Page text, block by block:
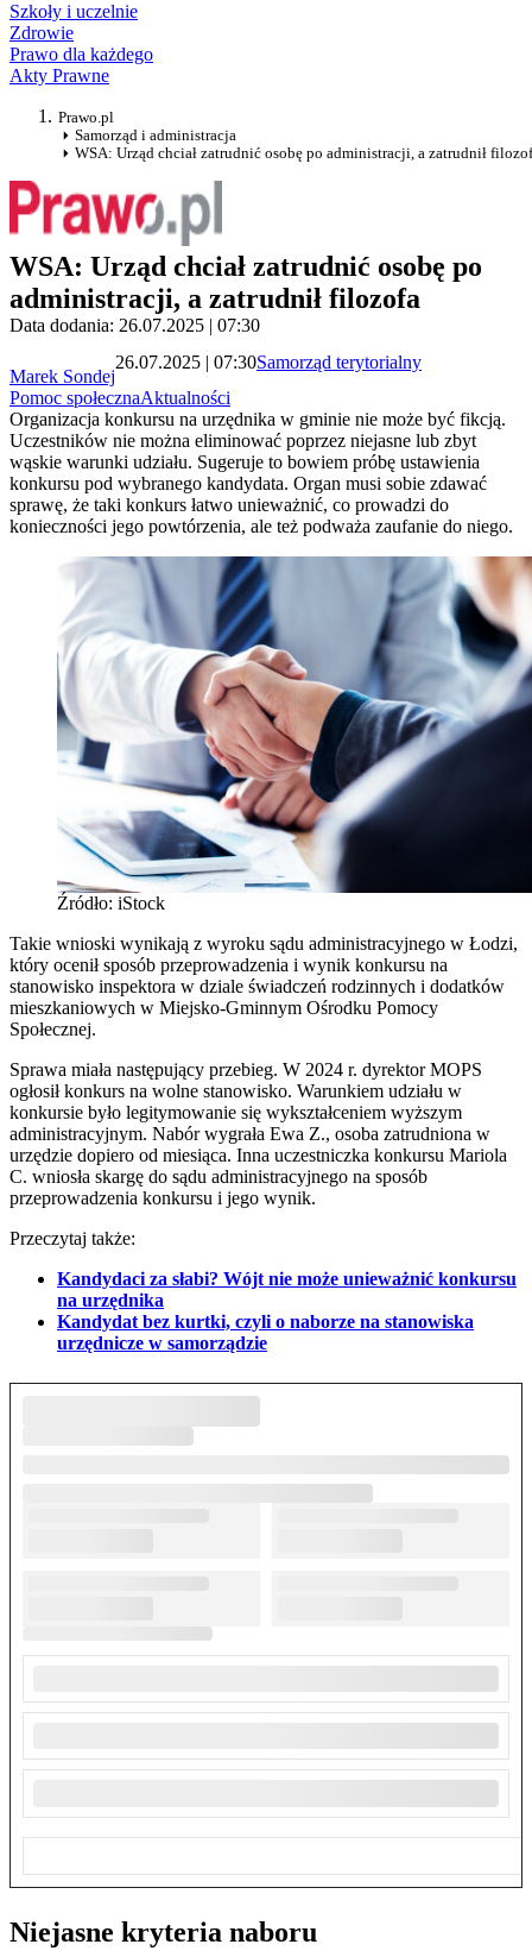
Szkoły i uczelnie
Zdrowie
Prawo dla każdego
Akty Prawne
Prawo.pl
Samorząd i administracja
WSA: Urząd chciał zatrudnić osobę po administracji, a zatrudnił
WSA: Urząd chciał zatrudnić osobę po
administracji, a zatrudnił filozofa
Data dodania: 26.07.2025 | 07:30
Marek Sondej
26.07.2025 | 07:30Samorząd terytorialny
Pomoc społecznaAktualności
Organizacja konkursu na urzędnika w gminie nie może być fikcją.
Uczestników nie można eliminować poprzez niejasne lub zbyt
wąskie warunki udziału. Sugeruje to bowiem próbę ustawienia
konkursu pod wybranego kandydata. Organ musi sobie zdawać
sprawę, że taki konkurs łatwo unieważnić, co prowadzi do
konieczności jego powtórzenia, ale też podważa zaufanie do niego.
Źródło: iStock
Takie wnioski wynikają z wyroku sądu administracyjnego w Łodzi,
który ocenił sposób przeprowadzenia i wynik konkursu na
stanowisko inspektora w dziale świadczeń rodzinnych i dodatków
mieszkaniowych w Miejsko-Gminnym Ośrodku Pomocy
Społecznej.
Sprawa miała następujący przebieg. W 2024 r. dyrektor MOPS
ogłosił konkurs na wolne stanowisko. Warunkiem udziału w
konkursie było legitymowanie się wykształceniem wyższym
administracyjnym. Nabór wygrała Ewa Z., osoba zatrudniona w
urzędzie dopiero od miesiąca. Inna uczestniczka konkursu Mariola
C. wniosła skargę do sądu administracyjnego na sposób
przeprowadzenia konkursu i jego wynik.
Przeczytaj także:
Kandydaci za słabi? Wójt nie może unieważnić konkursu
na urzędnika
Kandydat bez kurtki, czyli o naborze na stanowiska
urzędnicze w samorządzie
Niejasne kryteria naboru